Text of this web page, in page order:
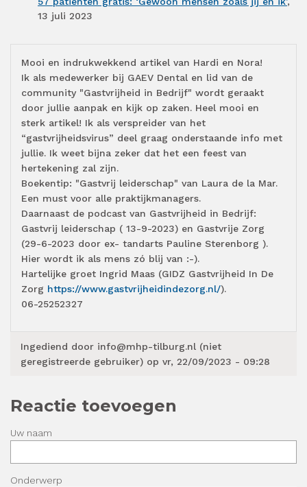
13 juli 2023
Mooi en indrukwekkend artikel van Hardi en Nora!
Ik als medewerker bij GAEV Dental en lid van de
community "Gastvrijheid in Bedrijf" wordt geraakt
door jullie aanpak en kijk op zaken. Heel mooi en
sterk artikel! Ik als verspreider van het
“gastvrijheidsvirus” deel graag onderstaande info met
jullie. Ik weet bijna zeker dat het een feest van
hertekening zal zijn.
Boekentip: "Gastvrij leiderschap" van Laura de la Mar.
Een must voor alle praktijkmanagers.
Daarnaast de podcast van Gastvrijheid in Bedrijf:
Gastvrij leiderschap ( 13-9-2023) en Gastvrije Zorg
(29-6-2023 door ex- tandarts Pauline Sterenborg ).
Hier wordt ik als mens zó blij van :-).
Hartelijke groet Ingrid Maas (GIDZ Gastvrijheid In De
Zorg https://www.gastvrijheidindezorg.nl/).
06-25252327
Ingediend door info@mhp-tilburg.nl (niet
geregistreerde gebruiker) op vr, 22/09/2023 - 09:28
Reactie toevoegen
Uw naam
Onderwerp